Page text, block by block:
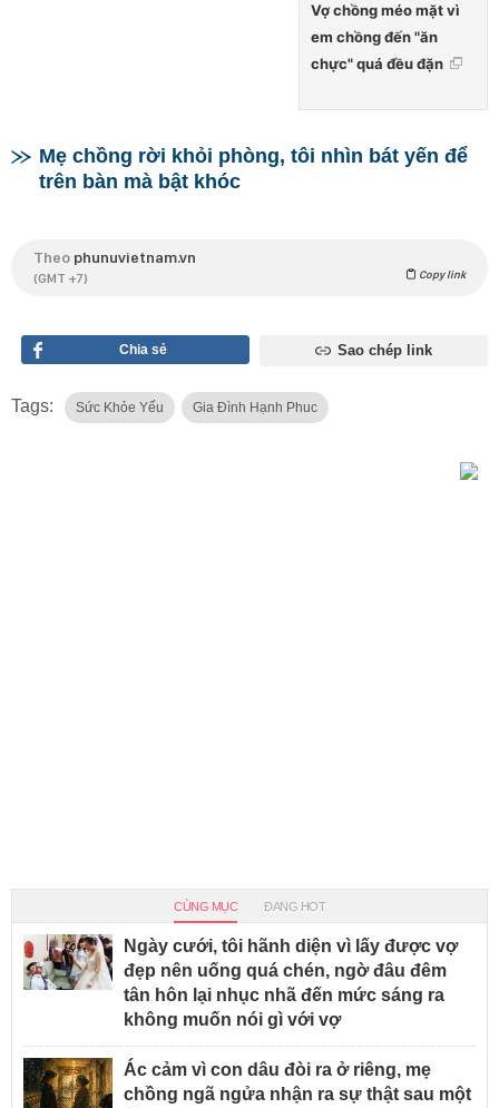
Vợ chồng méo mặt vì
em chồng đến "ăn
chực" quá đều đặn
Mẹ chồng rời khỏi phòng, tôi nhìn bát yến để
trên bàn mà bật khóc
Theo phunuvietnam.vn
(GMT +7) Copy link
Chia sẻ Sao chép link
Tags: Sức Khỏe Yếu Gia Đình Hạnh Phuc
CÙNG MỤC ĐANG HOT
Ngày cưới, tôi hãnh diện vì lấy được vợ
đẹp nên uống quá chén, ngờ đâu đêm
tân hôn lại nhục nhã đến mức sáng ra
không muốn nói gì với vợ
Ác cảm vì con dâu đòi ra ở riêng, mẹ
chồng ngã ngửa nhận ra sự thật sau một